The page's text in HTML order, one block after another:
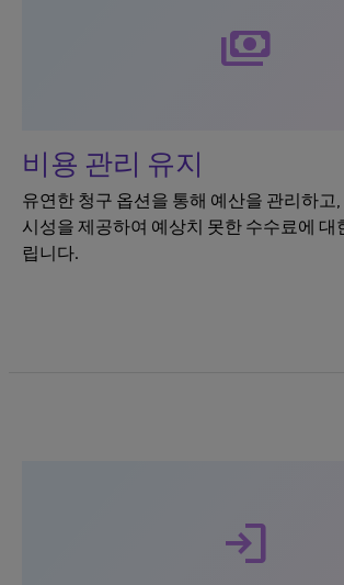
payments
비용 관리 유지
유연한 청구 옵션을 통해 예산을 관리하고
시성을 제공하여 예상치 못한 수수료에 대
립니다.
login